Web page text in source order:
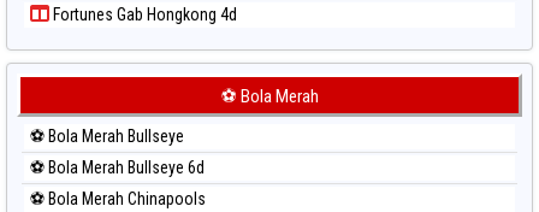
Paito Harian Sydney
Paito Harian Sydney Lottery
Paito Harian Sydney Lottery 6d
Paito Harian Sydney Lotto
Paito Harian Sydney Pools 6d
Paito Harian Taipei
Fortunes Gab Hongkong 4d
⚽ Bola Merah
⚽ Bola Merah Bullseye
⚽ Bola Merah Bullseye 6d
⚽ Bola Merah Chinapools